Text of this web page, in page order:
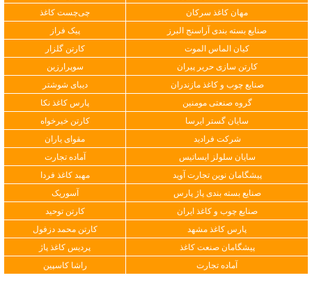
مهان کاغذ سرکان
چی‌چست کاغذ
صنایع بسته بندی آراسنج البرز
پیک فراز
کیان الماس الموت
کارتن گلزار
کارتن سازی حریر پیران
سوپرارزین
صنایع چوب و کاغذ مازندران
دیبای شوشتر
گروه صنعتی مومنین
پارس کاغذ نکا
سایان گستر ایرسا
کارتن خیرخواه
شرکت فرادید
مقوای یاران
سایان سلولز ایساتیس
آماده تجارت
پیشگامان نوین تجارت آوید
مهبد کاغذ فردا
صنایع بسته بندی پاژ پارس
آسوریک
صنایع چوب و کاغذ ایران
کارتن توحید
پارس کاغذ مشهد
کارتن محمد دزفول
پیشگامان صنعت کاغذ
پردیس کاغذ پاژ
آماده تجارت
راشا کاسپین